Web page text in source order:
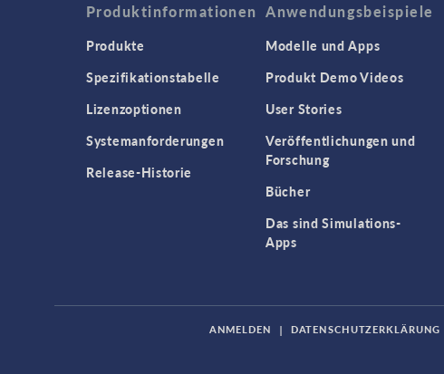
Produktinformationen
Produkte
Spezifikationstabelle
Lizenzoptionen
Systemanforderungen
Release-Historie
Anwendungsbeispiele
Modelle und Apps
Produkt Demo Videos
User Stories
Veröffentlichungen und
Forschung
Bücher
Das sind Simulations-
Apps
ANMELDEN | DATENSCHUTZERKLÄRUNG